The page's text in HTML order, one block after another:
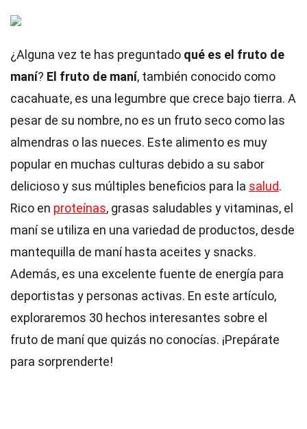
¿Alguna vez te has preguntado qué es el fruto de
maní? El fruto de maní, también conocido como
cacahuate, es una legumbre que crece bajo tierra. A
pesar de su nombre, no es un fruto seco como las
almendras o las nueces. Este alimento es muy
popular en muchas culturas debido a su sabor
delicioso y sus múltiples beneficios para la salud.
Rico en proteínas, grasas saludables y vitaminas, el
maní se utiliza en una variedad de productos, desde
mantequilla de maní hasta aceites y snacks.
Además, es una excelente fuente de energía para
deportistas y personas activas. En este artículo,
exploraremos 30 hechos interesantes sobre el
fruto de maní que quizás no conocías. ¡Prepárate
para sorprenderte!